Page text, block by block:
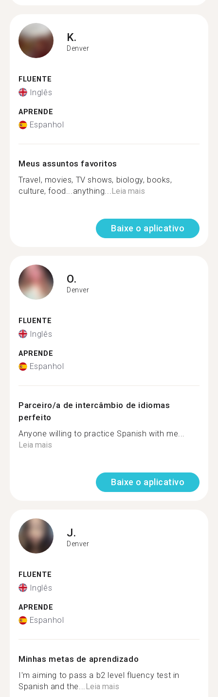
K.
Denver
FLUENTE
Inglês
APRENDE
Espanhol
Meus assuntos favoritos
Travel, movies, TV shows, biology, books,
culture, food...anything...Leia mais
Baixe o aplicativo
O.
Denver
FLUENTE
Inglês
APRENDE
Espanhol
Parceiro/a de intercâmbio de idiomas
perfeito
Anyone willing to practice Spanish with me...
Leia mais
Baixe o aplicativo
J.
Denver
FLUENTE
Inglês
APRENDE
Espanhol
Minhas metas de aprendizado
I'm aiming to pass a b2 level fluency test in
Spanish and the...Leia mais